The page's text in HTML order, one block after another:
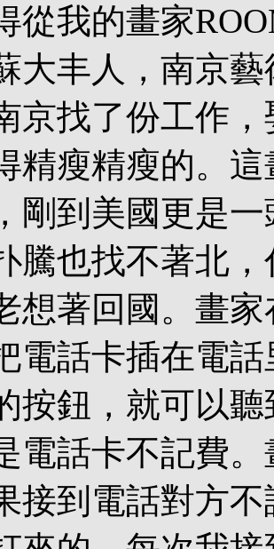
從我的畫家
大丰人，南京
京找了份工作
精瘦精瘦的。
剛到美國更是
騰也找不著北
想著回國。畫
電話卡插在電話
按鈕，就可以
電話卡不記費
接到電話對方